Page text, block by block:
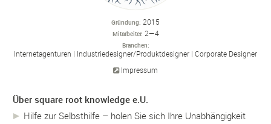
Gründung 2015
Mitarbeiter 2—4
Branchen
Internetagenturen Industriedesigner/Produktdesigner Corporate Designer
Impressum
Über square root knowledge e.U.
Hilfe zur Selbsthilfe – holen Sie sich Ihre Unabhängigkeit